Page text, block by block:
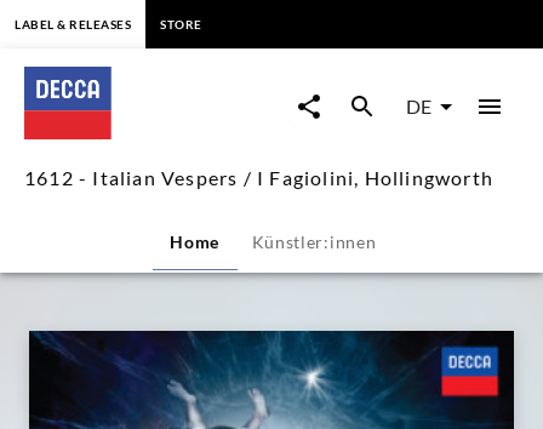
1612
Italian
/
Fagiolini,
LABEL & RELEASES STORE
DE
1612 - Italian Vespers / I Fagiolini, Hollingworth
Home Künstler:innen